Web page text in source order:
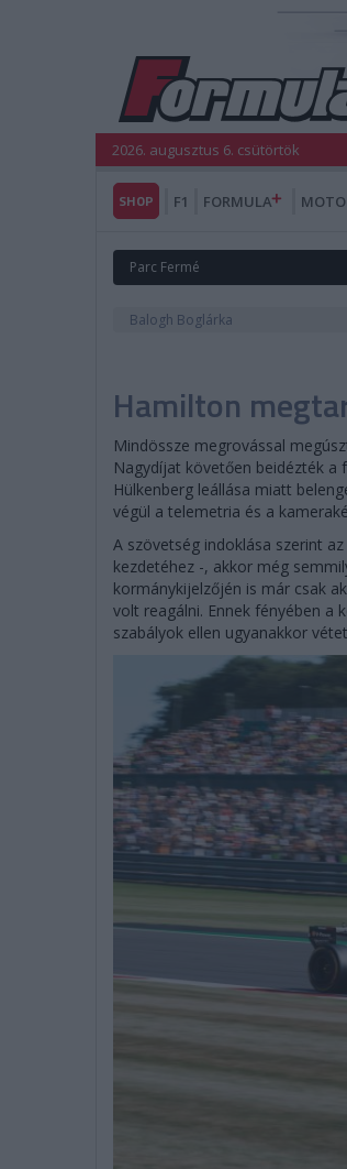
2026. augusztus 6. csütörtök
SHOP F1 FORMULA
Parc Fermé
Balogh Boglárka
Hamilton
Mindössze megrovással
Nagydíjat követően beidézték
Hülkenberg leállása miatt
végül a telemetria és a
A szövetség indoklása szerint
kezdetéhez -, akkor még
kormánykijelzőjén is már csak
volt reagálni. Ennek fényében a
szabályok ellen ugyanakkor